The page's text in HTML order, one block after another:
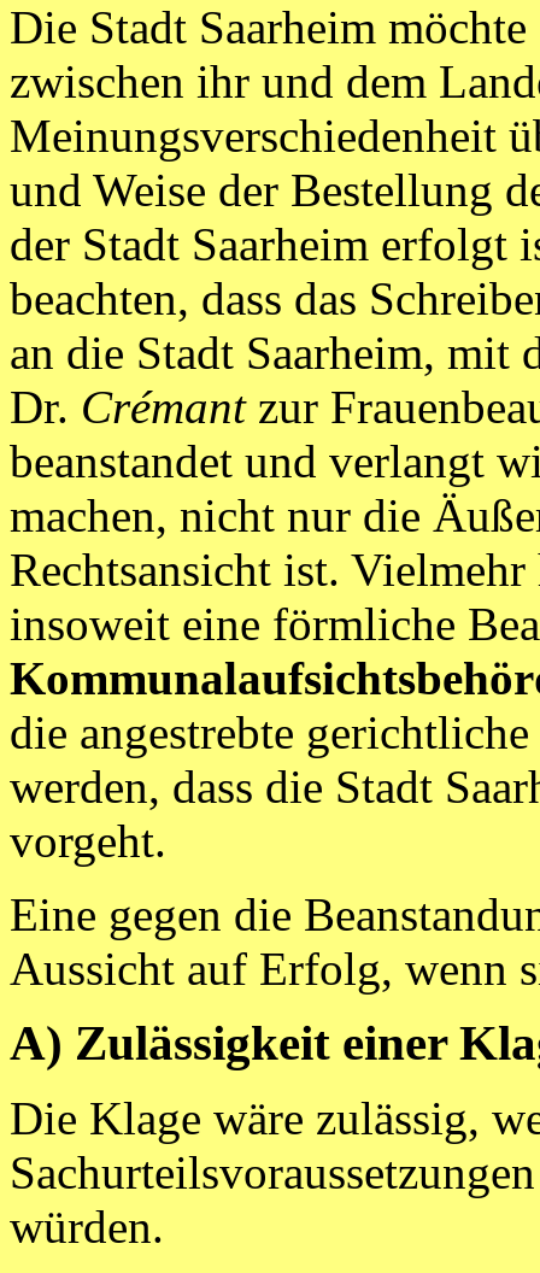
Die Stadt Saarheim
zwischen ihr und dem
Meinungsverschiedenheit
und Weise der Bestellung
der Stadt Saarheim erfolgt
beachten, dass das
an die Stadt Saarheim, mit
Dr. Crémantzur
beanstandet und verlangt
machen, nicht nur die
Rechtsansicht ist.
insoweit eine förmliche
die angestrebte
werden, dass die Stadt
vorgeht.
Eine gegen die
Aussicht auf Erfolg, wenn
A) Zulässigkeit einer
Die Klage wäre zulässig,
würden.